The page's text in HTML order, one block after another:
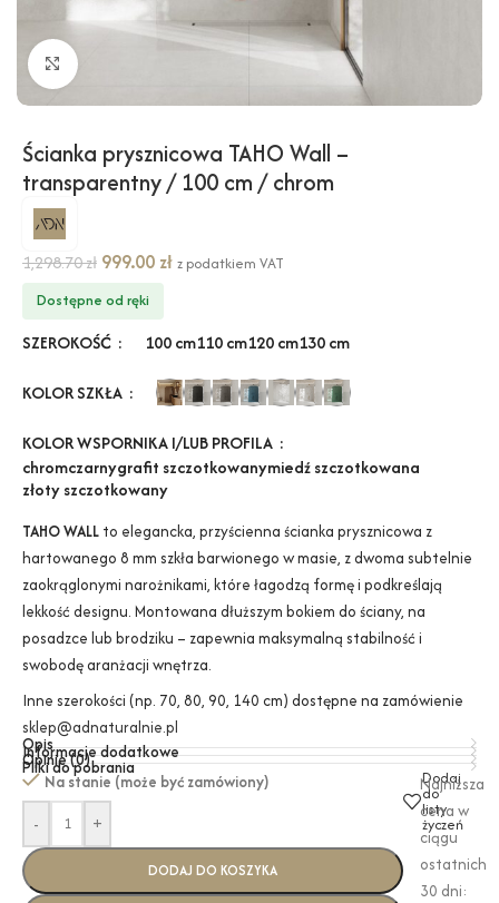
Kliknij, aby powiększyć
Ścianka prysznicowa TAHO Wall –
transparentny / 100 cm / chrom
1,298.70zł 999.00 zł z podatkiem VAT
Dostępne od ręki
SZEROKOŚĆ 100 cm110 cm120 cm130 cm
KOLOR SZKŁA
KOLOR WSPORNIKA I/LUB PROFILA
chromczarnygrafit szczotkowanymiedź szczotkowana
złoty szczotkowany
TAHO WALL to elegancka, przyścienna ścianka prysznicowa z
hartowanego 8 mm szkła barwionego w masie, z dwoma subtelnie
zaokrąglonymi narożnikami, które łagodzą formę i podkreślają
lekkość designu. Montowana dłuższym bokiem do ściany, na
posadzce lub brodziku – zapewnia maksymalną stabilność i
swobodę aranżacji wnętrza.
Inne szerokości (np. 70, 80, 90, 140 cm) dostępne na zamówienie
sklep@adnaturalnie.pl
Opis
Informacje dodatkowe
Opinie (0)
Pliki do pobrania
Na stanie (może być zamówiony)
-
+
DODAJ DO KOSZYKA
Dodaj
do
listy
życzeń
Najniższa
cena w
ciągu
ostatnich
30 dni: